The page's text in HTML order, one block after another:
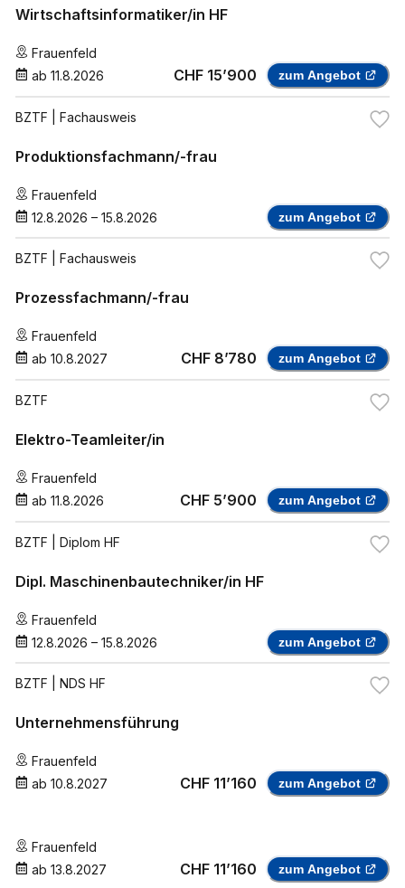
Wirtschaftsinformatiker/in HF
Frauenfeld
ab 11.8.2026 CHF 15’900 zum Angebot
BZTF | Fachausweis
Produktionsfachmann/-frau
Frauenfeld
12.8.2026 – 15.8.2026 zum Angebot
BZTF | Fachausweis
Prozessfachmann/-frau
Frauenfeld
ab 10.8.2027 CHF 8’780 zum Angebot
BZTF
Elektro-Teamleiter/in
Frauenfeld
ab 11.8.2026 CHF 5’900 zum Angebot
BZTF | Diplom HF
Dipl. Maschinenbautechniker/in HF
Frauenfeld
12.8.2026 – 15.8.2026 zum Angebot
BZTF | NDS HF
Unternehmensführung
Frauenfeld
ab 10.8.2027 CHF 11’160 zum Angebot
Frauenfeld
ab 13.8.2027 CHF 11’160 zum Angebot